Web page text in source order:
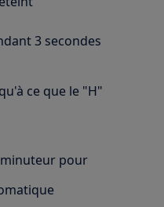
3 secondes
ce que le "H"
pour